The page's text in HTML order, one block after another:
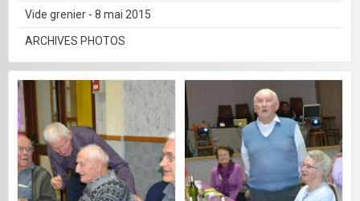
Vide grenier - 8 mai 2015
ARCHIVES PHOTOS